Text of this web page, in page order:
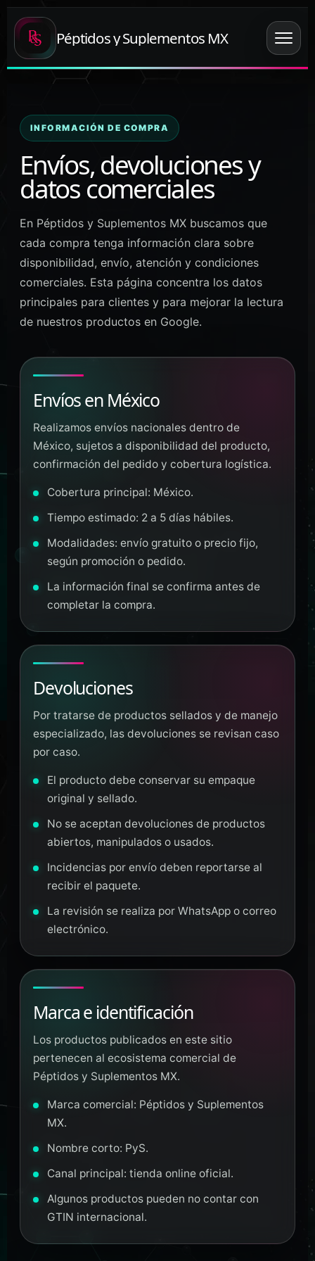
Péptidos y Suplementos MX
INFORMACIÓN DE COMPRA
Envíos, devoluciones y
datos comerciales
En Péptidos y Suplementos MX buscamos que
cada compra tenga información clara sobre
disponibilidad, envío, atención y condiciones
comerciales. Esta página concentra los datos
principales para clientes y para mejorar la lectura
de nuestros productos en Google.
Envíos en México
Realizamos envíos nacionales dentro de
México, sujetos a disponibilidad del producto,
confirmación del pedido y cobertura logística.
Cobertura principal: México.
Tiempo estimado: 2 a 5 días hábiles.
Modalidades: envío gratuito o precio fijo,
según promoción o pedido.
La información final se confirma antes de
completar la compra.
Devoluciones
Por tratarse de productos sellados y de manejo
especializado, las devoluciones se revisan caso
por caso.
El producto debe conservar su empaque
original y sellado.
No se aceptan devoluciones de productos
abiertos, manipulados o usados.
Incidencias por envío deben reportarse al
recibir el paquete.
La revisión se realiza por WhatsApp o correo
electrónico.
Marca e identificación
Los productos publicados en este sitio
pertenecen al ecosistema comercial de
Péptidos y Suplementos MX.
Marca comercial: Péptidos y Suplementos
MX.
Nombre corto: PyS.
Canal principal: tienda online oficial.
Algunos productos pueden no contar con
GTIN internacional.